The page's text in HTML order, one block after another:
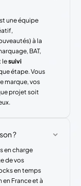
une équipe
à la
BAT,
lesuivi
étape. Vous
marque, vos
projet soit
?
en charge
de vos
en temps
France et à